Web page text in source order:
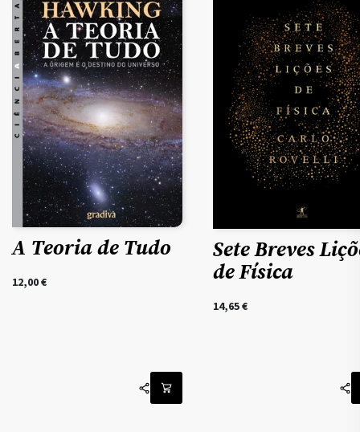
A Teoria de Tudo
12,00€
Sete Breves
de Física
14,65€